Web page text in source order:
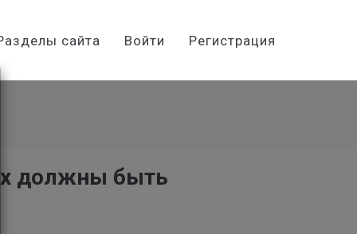
сайта Войти Регистрация
должны быть